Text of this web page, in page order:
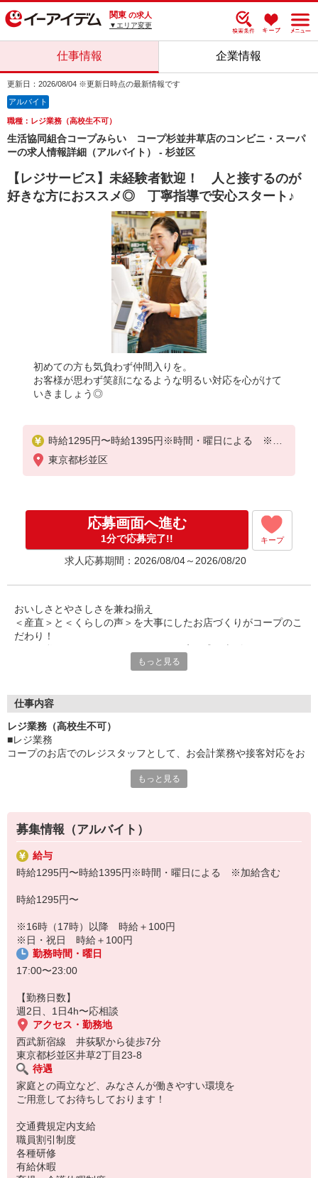
関東 の求人
▼エリア変更
仕事情報 企業情報
更新日：2026/08/04 ※更新日時点の最新情報です
アルバイト
職種：レジ業務（高校生不可）
生活協同組合コープみらい コープ杉並井草店のコンビニ・スーパ
ーの求人情報詳細（アルバイト） - 杉並区
【レジサービス】未経験者歓迎！ 人と接するのが
好きな方におススメ◎ 丁寧指導で安心スタート♪
初めての方も気負わず仲間入りを。
お客様が思わず笑顔になるような明るい対応を心がけて
いきましょう◎
時給1295円〜時給1395円※時間・曜日による ※加
給含む
※16時（17時）以降 時給＋100円
※日・祝日 時給＋100円
東京都杉並区
応募画面へ進む
1分で応募完了!! キープ
求人応募期間：2026/08/04～2026/08/20
おいしさとやさしさを兼ね揃え
＜産直＞と＜くらしの声＞を大事にしたお店づくりがコープのこ
だわり！
店内でのレジ（お会計）業務や
未経験からのチャレンジも大歓迎！
頼りになる先輩スタッフがイチからしっかりレクチャー◎
安心して始められますよ。
「接客のお仕事に興味がある」
という方は、この機にぜひ仲間入りください！
もっと見る
仕事内容
レジ業務（高校生不可）
■レジ業務
コープのお店でのレジスタッフとして、お会計業務や接客対応をお
最初は先輩職員が丁寧にサポートするので、分からないことも聞き
ため、
レジ業務や接客が未経験という方からのご応募も大歓迎です！
もっと見る
募集情報（アルバイト）
給与
時給1295円〜時給1395円※時間・曜日による ※加給含む
時給1295円〜
※16時（17時）以降 時給＋100円
※日・祝日 時給＋100円
勤務時間・曜日
17:00〜23:00
【勤務日数】
週2日、1日4h〜応相談
アクセス・勤務地
西武新宿線 井荻駅から徒歩7分
東京都杉並区井草2丁目23-8
待遇
家庭との両立など、みなさんが働きやすい環境を
ご用意してお待ちしております！
交通費規定内支給
職員割引制度
各種研修
有給休暇